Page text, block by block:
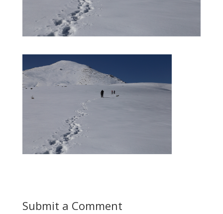
Submit a Comment